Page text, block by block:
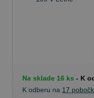
Na sklade 16 ks - K
K odberu na 17